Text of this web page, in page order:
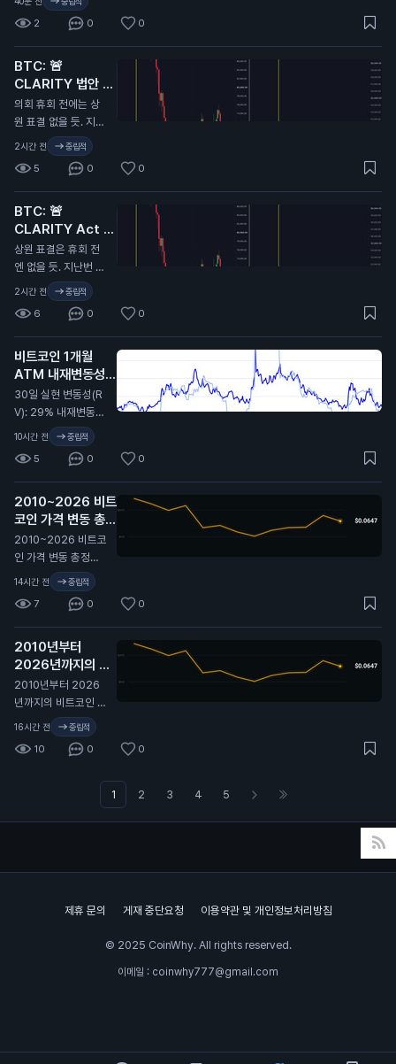
2 0 0
BTC: 🚨
CLARITY 법안 또
연기...
N
의회 휴회 전에는 상
원 표결 없을 듯. 지난
번에 CLARITY 법안
이 미뤄졌을 때 비트
코인 9.7만 달러에서
6.4만 달러로 떡락했
었음. 무슨 말인지 감
오지...
2시간 전 중립적
5 0 0
BTC: 🚨
CLARITY Act 또
연기…
N
상원 표결은 휴회 전
엔 없을 듯. 지난번 C
LARITY Act가 미뤄
졌을 때 비트코인이
9.7만 달러에서 6.4
만 달러까지 떡락했었
지. 무슨 뜻인지 알
지…
2시간 전 중립적
6 0 0
비트코인 1개월
ATM 내재변동성
(IV): 32%
N
30일 실현 변동성(R
V): 29% 내재변동성
이 실현 대비 2.4포인
트 높게 형성돼 있고,
지난 2년 기준 대략 4
6퍼센타일 구간. 극단
적이진 않지만 옵션
시장은 여전히 최근
비트코인이 보여준 것
보다 더 큰 움직임을
프라이싱 중. 여기서
실현 변동성이 따라
올라갈까, 아니면 내
재 변동성이 계속 눌
릴까?
10시간 전 중립적
5 0 0
2010~2026 비트
코인 가격 변동 총정
리 🫡
N
2010~2026 비트코
인 가격 변동 총정리
🫡
14시간 전 중립적
7 0 0
2010년부터
2026년까지의 비
트코인 가격 변동 전
체 역사. 🫡
N
2010년부터 2026
년까지의 비트코인 가
격 변동 전체 역사. 🫡
16시간 전 중립적
10 0 0
1 2 3 4 5
제휴 문의 게재 중단요청 이용약관 및 개인정보처리방침
© 2025 CoinWhy. All rights reserved.
이메일 : coinwhy777@gmail.com